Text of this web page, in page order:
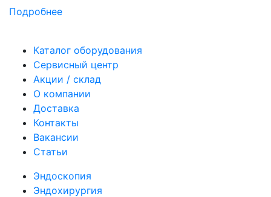
Подробнее
Каталог оборудования
Сервисный центр
Акции / склад
О компании
Доставка
Контакты
Вакансии
Статьи
Эндоскопия
Эндохирургия